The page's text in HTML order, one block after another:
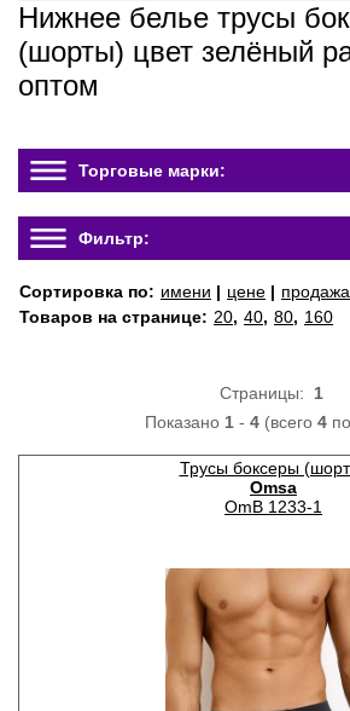
Нижнее белье трусы
(шорты) цвет зелёный
оптом
Торговые марки:
Фильтр:
Сортировка по: имени | цене |
Товаров на странице: 20, 40, 80, 160
Страницы: 1
Показано 1- 4(всего 4
Трусы боксеры
Omsa
OmB 1233-1